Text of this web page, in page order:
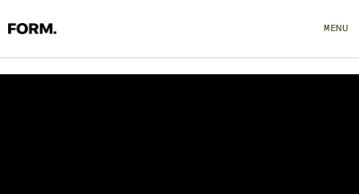
MENU
CLOSE